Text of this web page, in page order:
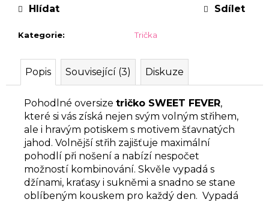
Kategorie: Trička
Hlídat Sdílet
Popis Související (3) Diskuze
Pohodlné oversize tričko SWEET FEVER,
které si vás získá nejen svým volným střihem,
ale i hravým potiskem s motivem šťavnatých
jahod. Volnější střih zajišťuje maximální
pohodlí při nošení a nabízí nespočet
možností kombinování. Skvěle vypadá s
džínami, kraťasy i sukněmi a snadno se stane
oblíbeným kouskem pro každý den. Vypadá